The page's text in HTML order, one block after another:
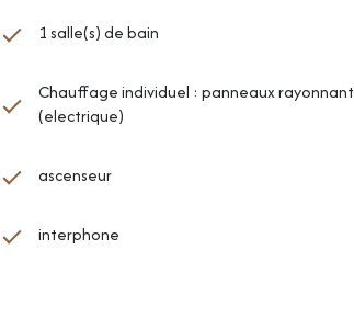
1 salle(s) de bain
Chauffage individuel : panneaux rayonnant
(electrique)
ascenseur
interphone